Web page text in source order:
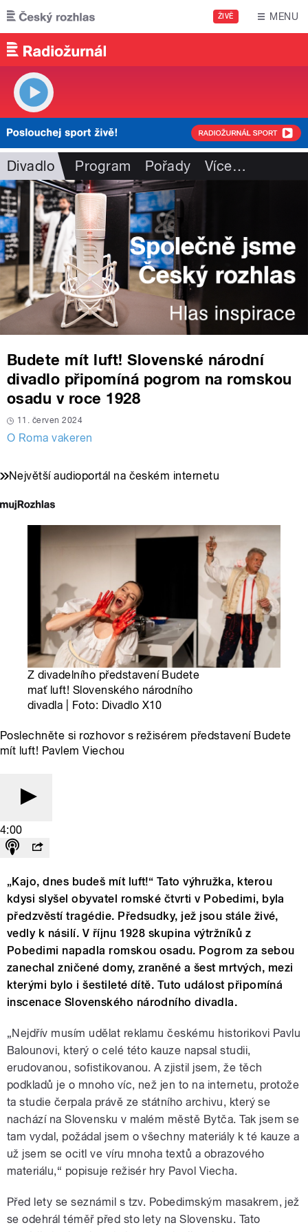
Přejít k hlavnímu obsahu
ŽIVĚ MENU
Divadlo Program Pořady Více…
Budete mít luft! Slovenské národní
divadlo připomíná pogrom na romskou
osadu v roce 1928
11. červen 2024
O Roma vakeren
Největší audioportál na českém internetu
Z divadelního představení Budete
mať luft! Slovenského národního
divadla | Foto: Divadlo X10
Poslechněte si rozhovor s režisérem představení Budete
mít luft! Pavlem Viechou
4:00
„Kajo, dnes budeš mít luft!“ Tato výhružka, kterou
kdysi slyšel obyvatel romské čtvrti v Pobedimi, byla
předzvěstí tragédie. Předsudky, jež jsou stále živé,
vedly k násilí. V říjnu 1928 skupina výtržníků z
Pobedimi napadla romskou osadu. Pogrom za sebou
zanechal zničené domy, zraněné a šest mrtvých, mezi
kterými bylo i šestileté dítě. Tuto událost připomíná
inscenace Slovenského národního divadla.
„Nejdřív musím udělat reklamu českému historikovi Pavlu
Balounovi, který o celé této kauze napsal studii,
erudovanou, sofistikovanou. A zjistil jsem, že těch
podkladů je o mnoho víc, než jen to na internetu, protože
ta studie čerpala právě ze státního archivu, který se
nachází na Slovensku v malém městě Bytča. Tak jsem se
tam vydal, požádal jsem o všechny materiály k té kauze a
už jsem se ocitl ve víru mnoha textů a obrazového
materiálu,“ popisuje režisér hry Pavol Viecha.
Před lety se seznámil s tzv. Pobedimským masakrem, jež
se odehrál téměř před sto lety na Slovensku. Tato